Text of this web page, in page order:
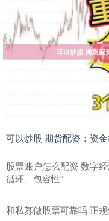
可以炒股 期货配资：资
股票账户怎么配资 数字
循环、包容性”
和私募做股票可靠吗 正